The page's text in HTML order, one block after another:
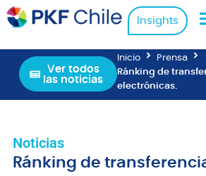
Insights
Ver todos
las noticias
Inicio
Prensa
Ránking de
electrónicas.
Noticias
Ránking de